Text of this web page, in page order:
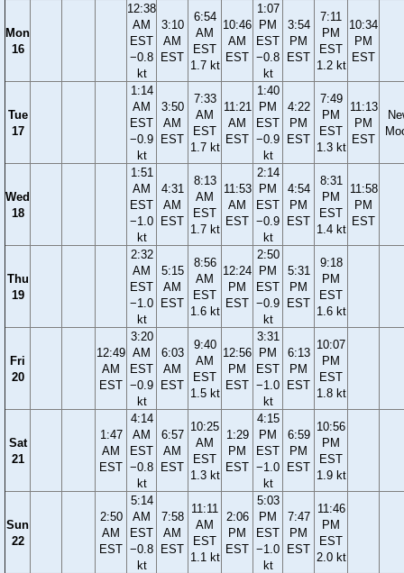
Mon
16
12:38
AM
EST
−0.8
kt
3:10
AM
EST
6:54
AM
EST
1.7 kt
10:46
AM
EST
1:07
PM
EST
−0.8
kt
3:54
PM
EST
7:11
PM
EST
1.2 kt
10:34
PM
EST
Tue
17
1:14
AM
EST
−0.9
kt
3:50
AM
EST
7:33
AM
EST
1.7 kt
11:21
AM
EST
1:40
PM
EST
−0.9
kt
4:22
PM
EST
7:49
PM
EST
1.3 kt
11:13
PM
EST
Wed
18
1:51
AM
EST
−1.0
kt
4:31
AM
EST
8:13
AM
EST
1.7 kt
11:53
AM
EST
2:14
PM
EST
−0.9
kt
4:54
PM
EST
8:31
PM
EST
1.4 kt
11:58
PM
EST
Thu
19
2:32
AM
EST
−1.0
kt
5:15
AM
EST
8:56
AM
EST
1.6 kt
12:24
PM
EST
2:50
PM
EST
−0.9
kt
5:31
PM
EST
9:18
PM
EST
1.6 kt
Fri
20
12:49
AM
EST
3:20
AM
EST
−0.9
kt
6:03
AM
EST
9:40
AM
EST
1.5 kt
12:56
PM
EST
3:31
PM
EST
−1.0
kt
6:13
PM
EST
10:07
PM
EST
1.8 kt
Sat
21
1:47
AM
EST
4:14
AM
EST
−0.8
kt
6:57
AM
EST
10:25
AM
EST
1.3 kt
1:29
PM
EST
4:15
PM
EST
−1.0
kt
6:59
PM
EST
10:56
PM
EST
1.9 kt
Sun
22
2:50
AM
EST
5:14
AM
EST
−0.8
kt
7:58
AM
EST
11:11
AM
EST
1.1 kt
2:06
PM
EST
5:03
PM
EST
−1.0
kt
7:47
PM
EST
11:46
PM
EST
2.0 kt